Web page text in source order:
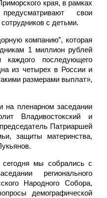
края, в рамках
свои
с детьми.
компанию”, которая
1 миллион рублей
последующего
из четырех в России и
размерами выплат»,
на пленарном заседании
Владивостокский и
Патриаршей
защиты материнства,
мы собрались с
регионального
Народного Собора,
демографической